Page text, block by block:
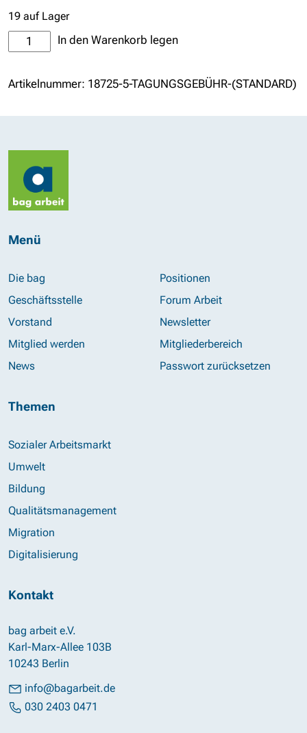
19 auf Lager
Tagungsgebühr
(Standard)
In den Warenkorb legen
Artikelnummer: 18725-5-TAGUNGSGEBÜHR-(STANDARD)
Menü
Die bag
Geschäftsstelle
Vorstand
Mitglied werden
News
Positionen
Forum Arbeit
Newsletter
Mitgliederbereich
Passwort zurücksetzen
Themen
Sozialer Arbeitsmarkt
Umwelt
Bildung
Qualitätsmanagement
Migration
Digitalisierung
Kontakt
bag arbeit e.V.
Karl-Marx-Allee 103B
10243 Berlin
info@bagarbeit.de
030 2403 0471